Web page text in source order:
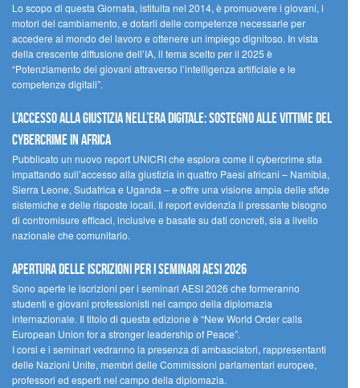
Lo scopo di questa Giornata, istituita nel 2014, è promuovere i giovani, i
motori del cambiamento, e dotarli delle competenze necessarie per
accedere al mondo del lavoro e ottenere un impiego dignitoso. In vista
della crescente diffusione dell’IA, il tema scelto per il 2025 è
“Potenziamento dei giovani attraverso l’intelligenza artificiale e le
competenze digitali”.
L’accesso alla giustizia nell’era digitale: sostegno alle vittime del
cybercrime in Africa
Pubblicato un nuovo report UNICRI che esplora come il cybercrime stia
impattando sull’accesso alla giustizia in quattro Paesi africani – Namibia,
Sierra Leone, Sudafrica e Uganda – e offre una visione ampia delle sfide
sistemiche e delle risposte locali. Il report evidenzia il pressante bisogno
di contromisure efficaci, inclusive e basate su dati concreti, sia a livello
nazionale che comunitario.
Apertura delle iscrizioni per i seminari AESI 2026
Sono aperte le iscrizioni per i seminari AESI 2026 che formeranno
studenti e giovani professionisti nel campo della diplomazia
internazionale. Il titolo di questa edizione è “New World Order calls
European Union for a stronger leadership of Peace”.
I corsi e i seminari vedranno la presenza di ambasciatori, rappresentanti
delle Nazioni Unite, membri delle Commissioni parlamentari europee,
professori ed esperti nel campo della diplomazia.